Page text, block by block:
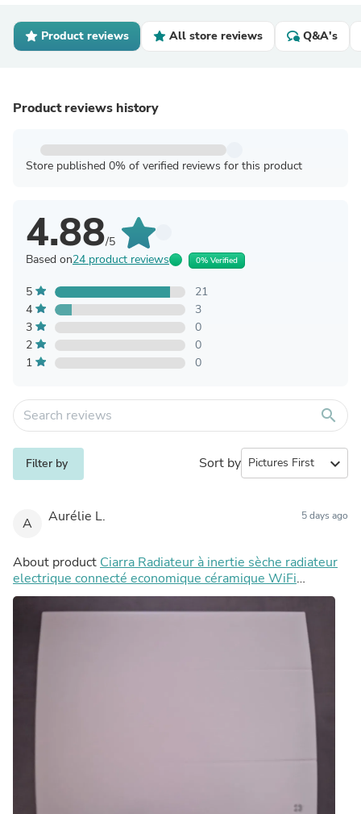
Product reviews All store reviews Q&A's
Product reviews history
Store published 0% of verified reviews for this product
4.88/5
Based on24 product reviews 0% Verified
5
21
4
3
3
0
2
0
1
0
search
Filter by Sort by expand_more
A Aurélie L. 5 days ago
About product Ciarra Radiateur à inertie sèche radiateur
electrique connecté economique céramique WiFi
1000W-2000W | Double cœur de chauffe céramique +
film aluminium